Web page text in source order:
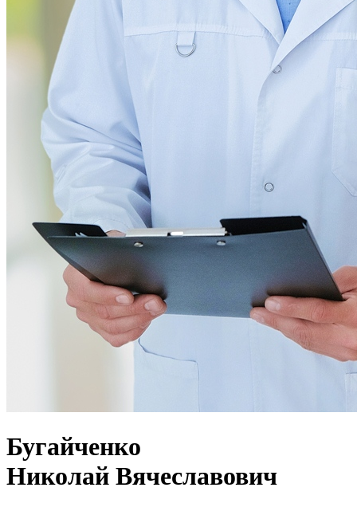
Бугайченко
Николай Вячеславович